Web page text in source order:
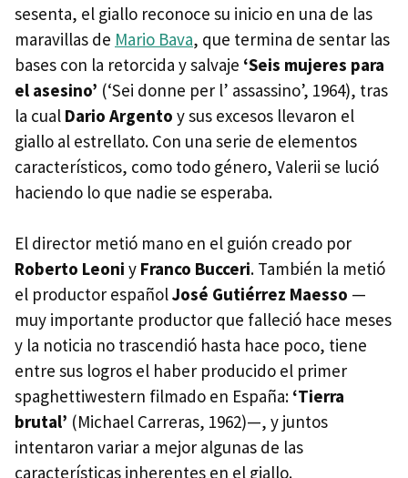
sesenta, el giallo reconoce su inicio en una de las
maravillas de Mario Bava, que termina de sentar las
bases con la retorcida y salvaje ‘Seis mujeres para
el asesino’ (‘Sei donne per l’ assassino’, 1964), tras
la cual Dario Argento y sus excesos llevaron el
giallo al estrellato. Con una serie de elementos
característicos, como todo género, Valerii se lució
haciendo lo que nadie se esperaba.
El director metió mano en el guión creado por
Roberto Leoni y Franco Bucceri. También la metió
el productor españolJosé Gutiérrez Maesso —
muy importante productor que falleció hace meses
y la noticia no trascendió hasta hace poco, tiene
entre sus logros el haber producido el primer
spaghettiwestern filmado en España: ‘Tierra
brutal’ (Michael Carreras, 1962)—, y juntos
intentaron variar a mejor algunas de las
características inherentes en el giallo.